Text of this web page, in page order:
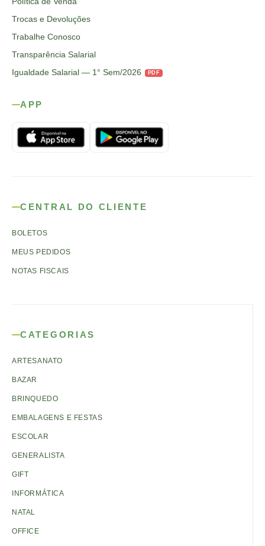
Trocas e Devoluções
Trabalhe Conosco
Transparência Salarial
Igualdade Salarial — 1° Sem/2026
PDF
APP
CENTRAL DO CLIENTE
BOLETOS
MEUS PEDIDOS
NOTAS FISCAIS
CATEGORIAS
ARTESANATO
BAZAR
BRINQUEDO
EMBALAGENS E FESTAS
ESCOLAR
GENERALISTA
GIFT
INFORMÁTICA
NATAL
OFFICE